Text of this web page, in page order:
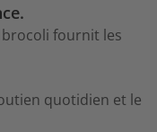
fournit les
quotidien et le